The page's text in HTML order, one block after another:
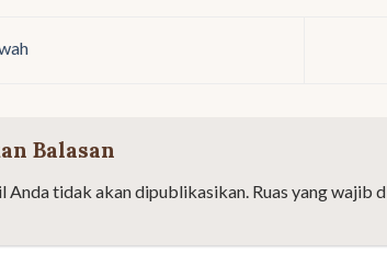
Balasan
Anda tidak akan dipublikasikan. Ruas yang wajib